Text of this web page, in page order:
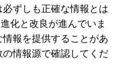
ずしも正確な情報とは
化と改良が進んでいま
報を提供することがあ
情報源で確認してくだ